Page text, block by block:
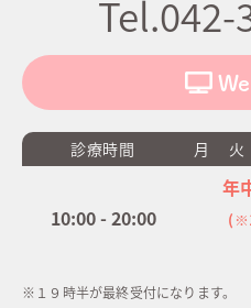
Tel.042-
診療時間 月 火
10:00 - 20:00
年
※１９時半が最終受付になります。